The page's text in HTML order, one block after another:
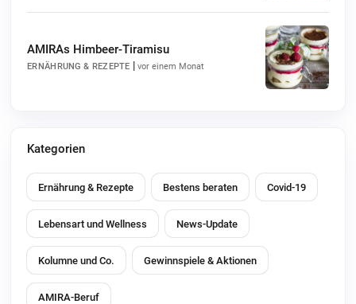
AMIRAs Himbeer-Tiramisu
ERNÄHRUNG & REZEPTE | vor einem Monat
Kategorien
Ernährung & Rezepte Bestens beraten Covid-19
Lebensart und Wellness News-Update
Kolumne und Co. Gewinnspiele & Aktionen
AMIRA-Beruf